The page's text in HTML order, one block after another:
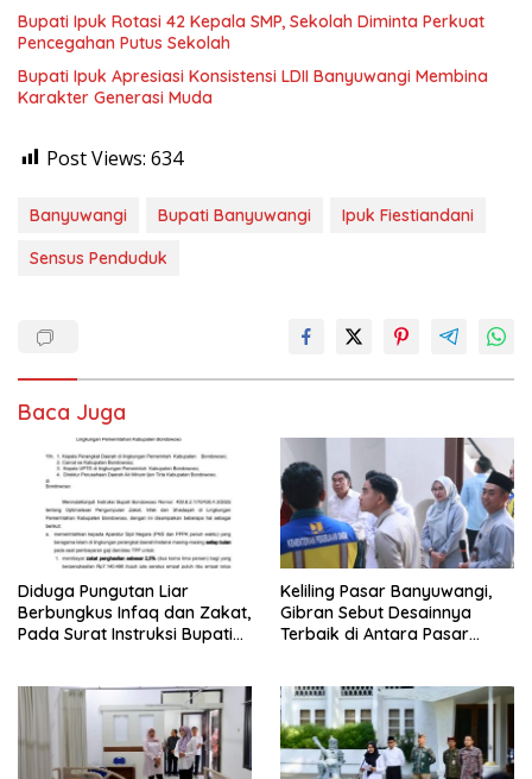
Bupati Ipuk Rotasi 42 Kepala SMP, Sekolah Diminta Perkuat
Pencegahan Putus Sekolah
Bupati Ipuk Apresiasi Konsistensi LDII Banyuwangi Membina
Karakter Generasi Muda
Post Views: 634
Banyuwangi Bupati Banyuwangi
Ipuk Fiestiandani
Sensus Penduduk
Baca Juga
Diduga Pungutan Liar
Berbungkus Infaq dan Zakat,
Pada Surat Instruksi Bupati
Keliling Pasar Banyuwangi,
Gibran Sebut Desainnya
Terbaik di Antara Pasar